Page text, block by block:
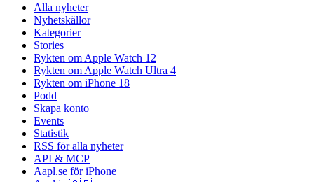
Alla nyheter
Nyhetskällor
Kategorier
Stories
Rykten om Apple Watch 12
Rykten om Apple Watch Ultra 4
Rykten om iPhone 18
Podd
Skapa konto
Events
Statistik
RSS för alla nyheter
API & MCP
Aapl.se för iPhone